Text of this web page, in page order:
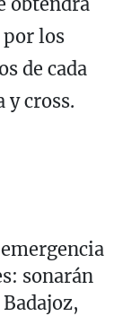
por los
de cada
y cross.
sonarán